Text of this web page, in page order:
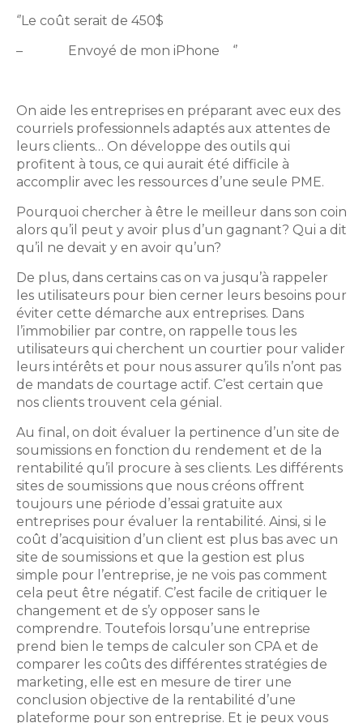
‘’Le coût serait de 450$
– Envoyé de mon iPhone ‘’
On aide les entreprises en préparant avec eux des
courriels professionnels adaptés aux attentes de
leurs clients… On développe des outils qui
profitent à tous, ce qui aurait été difficile à
accomplir avec les ressources d’une seule PME.
Pourquoi chercher à être le meilleur dans son coin
alors qu’il peut y avoir plus d’un gagnant? Qui a dit
qu’il ne devait y en avoir qu’un?
De plus, dans certains cas on va jusqu’à rappeler
les utilisateurs pour bien cerner leurs besoins pour
éviter cette démarche aux entreprises. Dans
l’immobilier par contre, on rappelle tous les
utilisateurs qui cherchent un courtier pour valider
leurs intérêts et pour nous assurer qu’ils n’ont pas
de mandats de courtage actif. C’est certain que
nos clients trouvent cela génial.
Au final, on doit évaluer la pertinence d’un site de
soumissions en fonction du rendement et de la
rentabilité qu’il procure à ses clients. Les différents
sites de soumissions que nous créons offrent
toujours une période d’essai gratuite aux
entreprises pour évaluer la rentabilité. Ainsi, si le
coût d’acquisition d’un client est plus bas avec un
site de soumissions et que la gestion est plus
simple pour l’entreprise, je ne vois pas comment
cela peut être négatif. C’est facile de critiquer le
changement et de s’y opposer sans le
comprendre. Toutefois lorsqu’une entreprise
prend bien le temps de calculer son CPA et de
comparer les coûts des différentes stratégies de
marketing, elle est en mesure de tirer une
conclusion objective de la rentabilité d’une
plateforme pour son entreprise. Et je peux vous